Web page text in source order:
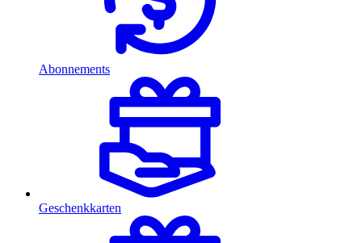
Abonnements
Geschenkkarten